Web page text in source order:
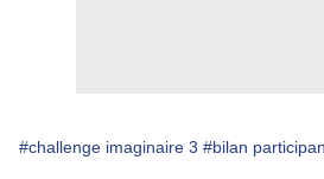
#challenge imaginaire 3 #bilan